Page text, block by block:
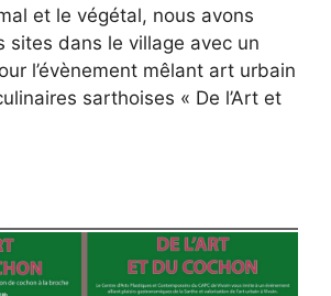
et le végétal, nous avons
dans le village avec un
l’évènement mêlant art urbain
sarthoises « De l’Art et